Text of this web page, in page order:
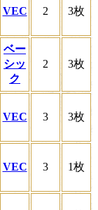
VEC 2 3枚
ベー
シッ
ク
2 3枚
VEC 3 3枚
VEC 3 1枚